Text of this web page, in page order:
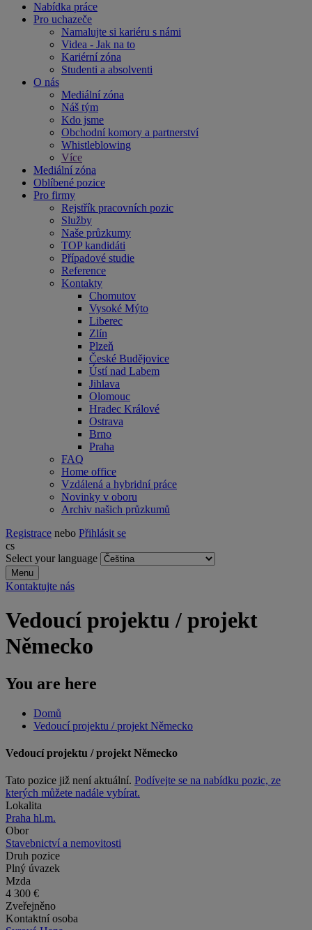
Nabídka práce
Pro uchazeče
Namalujte si kariéru s námi
Videa - Jak na to
Kariérní zóna
Studenti a absolventi
O nás
Mediální zóna
Náš tým
Kdo jsme
Obchodní komory a partnerství
Whistleblowing
Více
Mediální zóna
Oblíbené pozice
Pro firmy
Rejstřík pracovních pozic
Služby
Naše průzkumy
TOP kandidáti
Případové studie
Reference
Kontakty
Chomutov
Vysoké Mýto
Liberec
Zlín
Plzeň
České Budějovice
Ústí nad Labem
Jihlava
Olomouc
Hradec Králové
Ostrava
Brno
Praha
FAQ
Home office
Vzdálená a hybridní práce
Novinky v oboru
Archiv našich průzkumů
Registrace nebo Přihlásit se
cs
Select your language
Menu
Kontaktujte nás
Vedoucí projektu / projekt
Německo
You are here
Domů
Vedoucí projektu / projekt Německo
Vedoucí projektu / projekt Německo
Tato pozice již není aktuální. Podívejte se na nabídku pozic, ze
kterých můžete nadále vybírat.
Lokalita
Praha hl.m.
Obor
Stavebnictví a nemovitosti
Druh pozice
Plný úvazek
Mzda
4 300 €
Zveřejněno
Kontaktní osoba